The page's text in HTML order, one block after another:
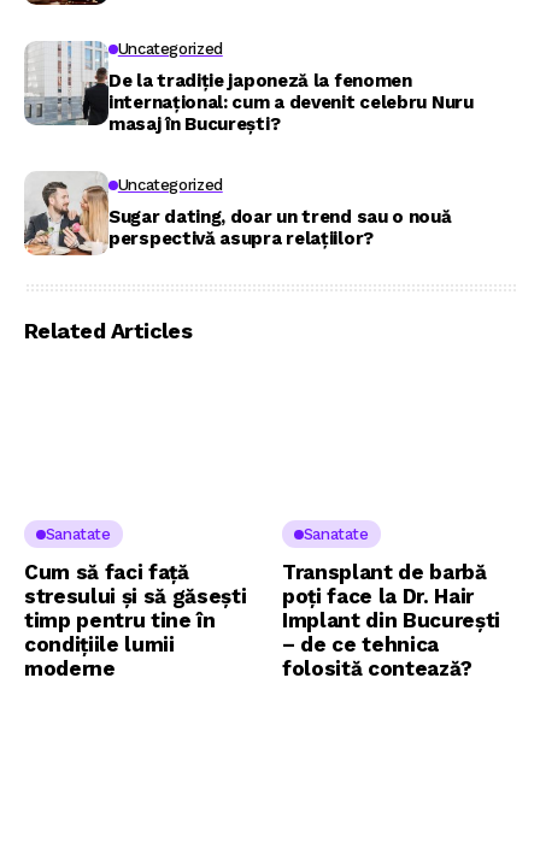
Uncategorized
De la tradiție japoneză la fenomen
internațional: cum a devenit celebru Nuru
masaj în București?
Uncategorized
Sugar dating, doar un trend sau o nouă
perspectivă asupra relațiilor?
Related Articles
Sanatate
Cum să faci față
stresului și să găsești
timp pentru tine în
condițiile lumii
moderne
Sanatate
Transplant de barbă
poți face la Dr. Hair
Implant din București
– de ce tehnica
folosită contează?